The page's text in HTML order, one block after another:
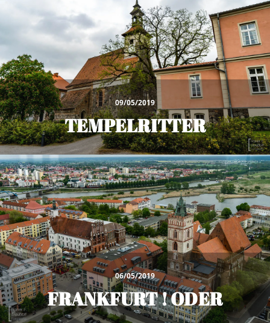
09/05/2019
TEMPELRITTER
06/05/2019
FRANKFURT ! ODER